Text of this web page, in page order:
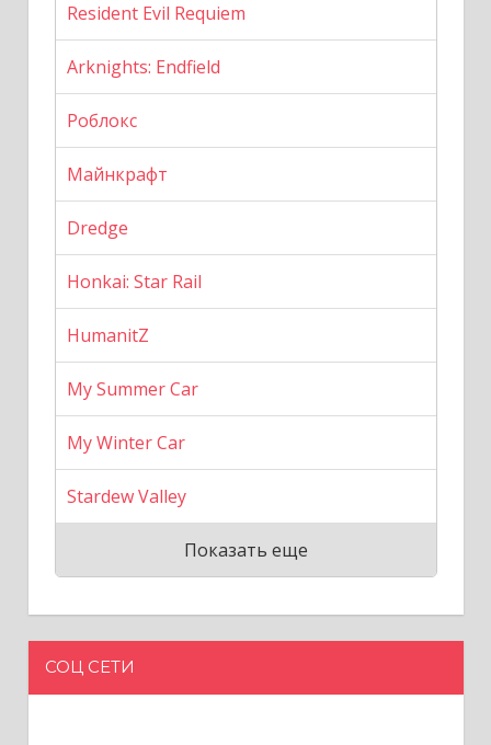
Resident Evil Requiem
Arknights: Endfield
Роблокс
Майнкрафт
Dredge
Honkai: Star Rail
HumanitZ
My Summer Car
My Winter Car
Stardew Valley
Показать еще
СОЦ СЕТИ